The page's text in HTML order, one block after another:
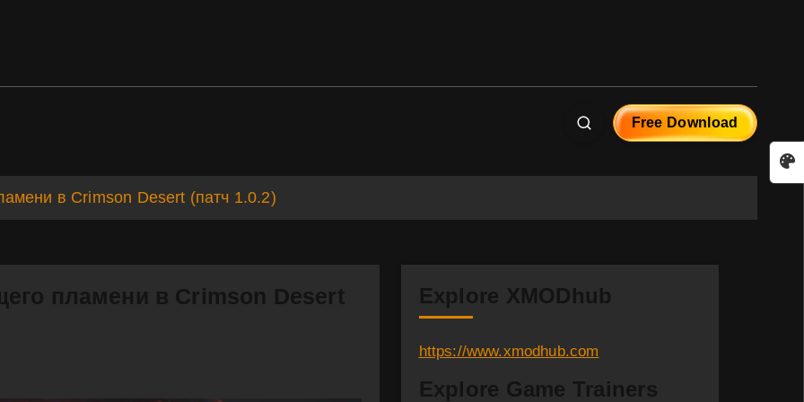
Free Download
в Crimson Desert (патч 1.0.2)
пламени в Crimson Desert
Explore XMODhub
https://www.xmodhub.com
Explore Game Trainers